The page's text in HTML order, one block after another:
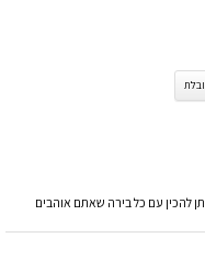
להכין עם כל בירה שאתם אוהבים